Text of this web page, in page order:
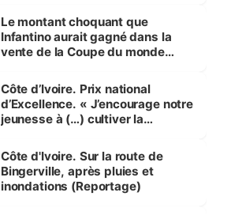
Le montant choquant que
Infantino aurait gagné dans la
vente de la Coupe du monde
Côte d’Ivoire. Prix national
d’Excellence. « J’encourage notre
jeunesse à (…) cultiver la
(Alassane Ouattara
Côte d'Ivoire. Sur la route de
Bingerville, après pluies et
inondations (Reportage)